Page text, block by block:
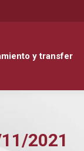
y transfer
2021
y transfer